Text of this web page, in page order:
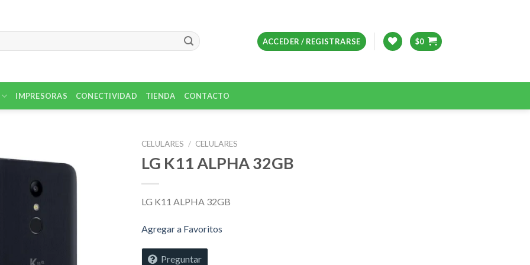
ACCEDER / REGISTRARSE $0
IMPRESORAS CONECTIVIDAD TIENDA CONTACTO
CELULARES / CELULARES
LG K11 ALPHA 32GB
LG K11 ALPHA 32GB
Agregar a Favoritos
Preguntar